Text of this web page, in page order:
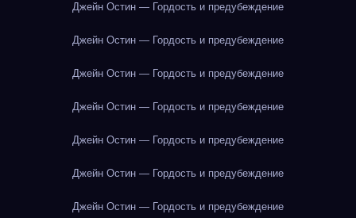
Джейн Остин — Гордость и предубеждение
Джейн Остин — Гордость и предубеждение
Джейн Остин — Гордость и предубеждение
Джейн Остин — Гордость и предубеждение
Джейн Остин — Гордость и предубеждение
Джейн Остин — Гордость и предубеждение
Джейн Остин — Гордость и предубеждение